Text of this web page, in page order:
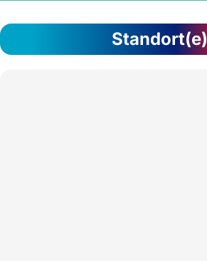
Standort(e)